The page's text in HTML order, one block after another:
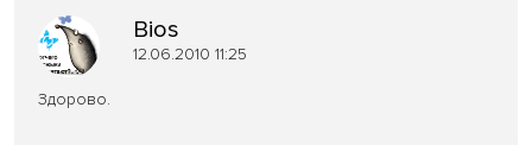
Bios
12.06.2010 11:25
Здорово.